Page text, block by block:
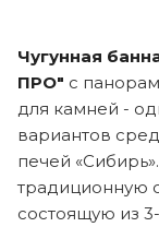
Чугунная
ПРО" с
для камней -
вариантов
печей
традиционную
состоящую из